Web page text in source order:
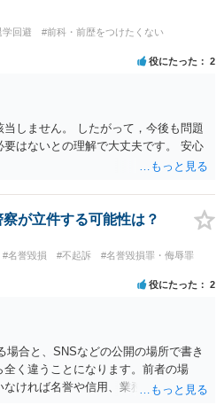
学回避
#前科・前歴をつけたくない
役にたった 2
しません。 したがって，今後も問題
はないとの理解で大丈夫です。 安心
が立件する可能性は？
#名誉毀損 #不起訴
#名誉毀損罪・侮辱罪
役にたった 2
場合と、SNSなどの公開の場所で書き
く違うことになります。前者の場
ければ名誉や信用、業務にかかる犯